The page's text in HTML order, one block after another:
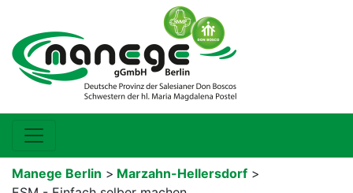
Manege Berlin > Marzahn-Hellersdorf >